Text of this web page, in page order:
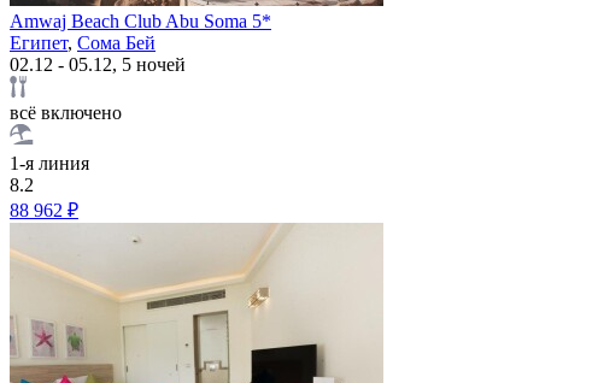
Amwaj Beach Club Abu Soma 5*
Египет, Сома Бей
02.12 - 05.12, 5 ночей
всё включено
1-я линия
8.2
88 962 ₽